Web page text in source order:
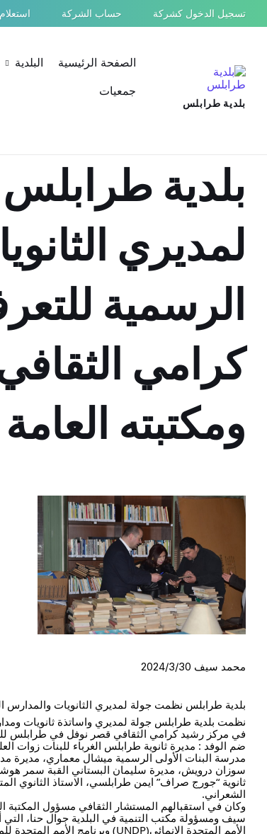
content
main
footer
تسجيل الدخول كشركة حساب الشركة
بلدية طرابلس
الصفحة الرئيسية البلدية
جمعيات
بلدية
لمديري
الرسمية
كرامي
ومكتبته العامة
محمد سيف 2024/3/30
بلدية طرابلس نظمت جولة لمديري الثانويات والمدارس
نظمت بلدية طرابلس جولة لمديري واساتذة ثانويات
في مركز رشيد كرامي الثقافي قصر نوفل في طرابلس
ضم الوفد : مديرة ثانوية طرابلس الغرباء للبنات
مدرسة البنات الأولى الرسمية ميشال معماري، مديرة
سوزان درويش، مديرة سليمان البستاني القبة سمر
ثانوية “جورج صراف” ايمن طرابلسي، الاستاذ الثانوي
الشعراني.
وكان في استقبالهم المستشار الثقافي مسؤول المكتبة
سيف ومسؤولة مكتب التنمية في البلدية جوال حنا،